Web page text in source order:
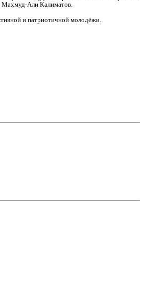
Махмуд‑Али Калиматов.
и патриотичной молодёжи.